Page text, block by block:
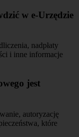
w e-Urzędzie
nadpłaty
i inne informacje
jest
autoryzację
które